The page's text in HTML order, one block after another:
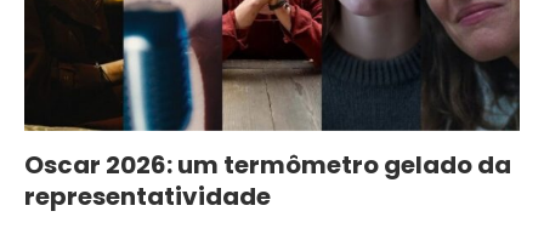
Oscar 2026: um termômetro gelado da
representatividade